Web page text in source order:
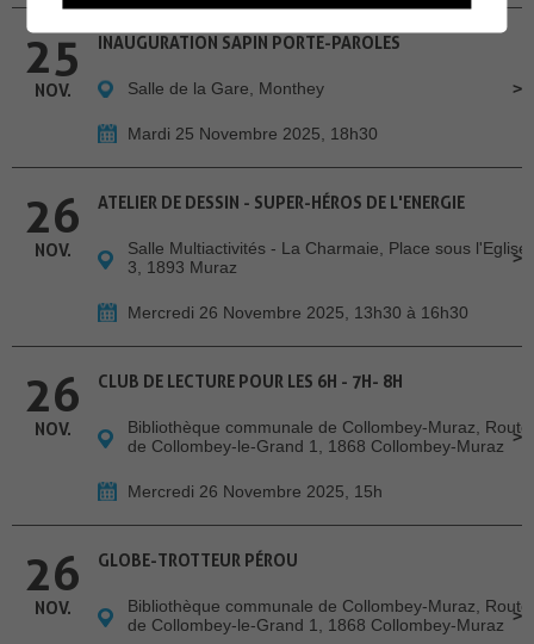
25
NOV.
INAUGURATION SAPIN PORTE-PAROLES
Salle de la Gare, Monthey
Mardi 25 Novembre 2025, 18h30
26
NOV.
ATELIER DE DESSIN - SUPER-HÉROS DE L'ENERGIE
Salle Multiactivités - La Charmaie, Place sous l'Eglise
3, 1893 Muraz
Mercredi 26 Novembre 2025, 13h30 à 16h30
26
NOV.
CLUB DE LECTURE POUR LES 6H - 7H- 8H
Bibliothèque communale de Collombey-Muraz, Route
de Collombey-le-Grand 1, 1868 Collombey-Muraz
Mercredi 26 Novembre 2025, 15h
26
NOV.
GLOBE-TROTTEUR PÉROU
Bibliothèque communale de Collombey-Muraz, Route
de Collombey-le-Grand 1, 1868 Collombey-Muraz